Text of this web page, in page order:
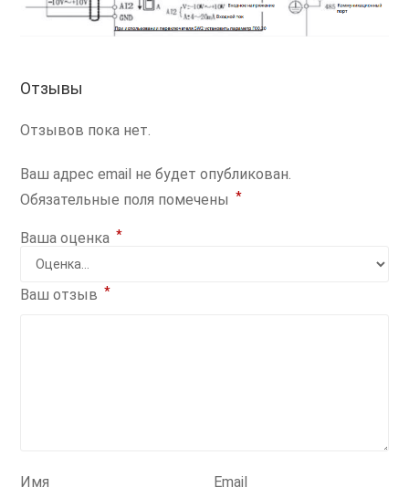
Отзывы
Отзывов пока нет.
Ваш адрес email не будет опубликован.
Обязательные поля помечены *
Ваша оценка *
Ваш отзыв *
Имя Email